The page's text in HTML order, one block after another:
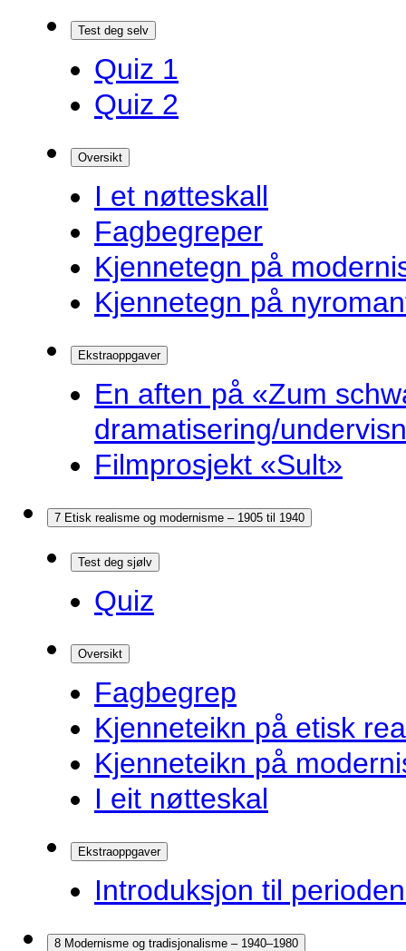
Test deg selv
Quiz 1
Quiz 2
Oversikt
I et nøtteskall
Fagbegreper
Kjennetegn på
Kjennetegn på
Ekstraoppgaver
En aften på «Zum
dramatisering/
Filmprosjekt «Sult»
7 Etisk realisme og modernisme – 1905 til 1940
Test deg sjølv
Quiz
Oversikt
Fagbegrep
Kjenneteikn på etisk
Kjenneteikn på
I eit nøtteskal
Ekstraoppgaver
Introduksjon til
8 Modernisme og tradisjonalisme – 1940–1980